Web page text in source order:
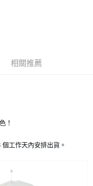
費
相關推薦
！
工作天內安排出貨。